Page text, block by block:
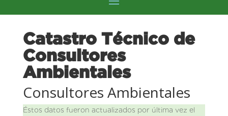
Catastro Técnico de
Consultores
Ambientales
Consultores Ambientales
Éstos datos fueron actualizados por última vez el